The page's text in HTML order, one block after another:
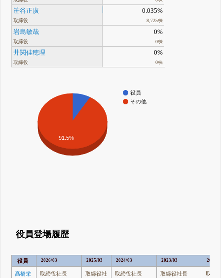
笹谷正廣
取締役
0.035%
8,725株
岩島敏哉
取締役
0%
0株
井関佳穂理
取締役
0%
0株
役員
その他
91.5%
役員登場履歴
役員 2026/03 2025/03 2024/03 2023/03 2022/
髙橋栄
取締役社長
取締役社
取締役社長
取締役社長
取締